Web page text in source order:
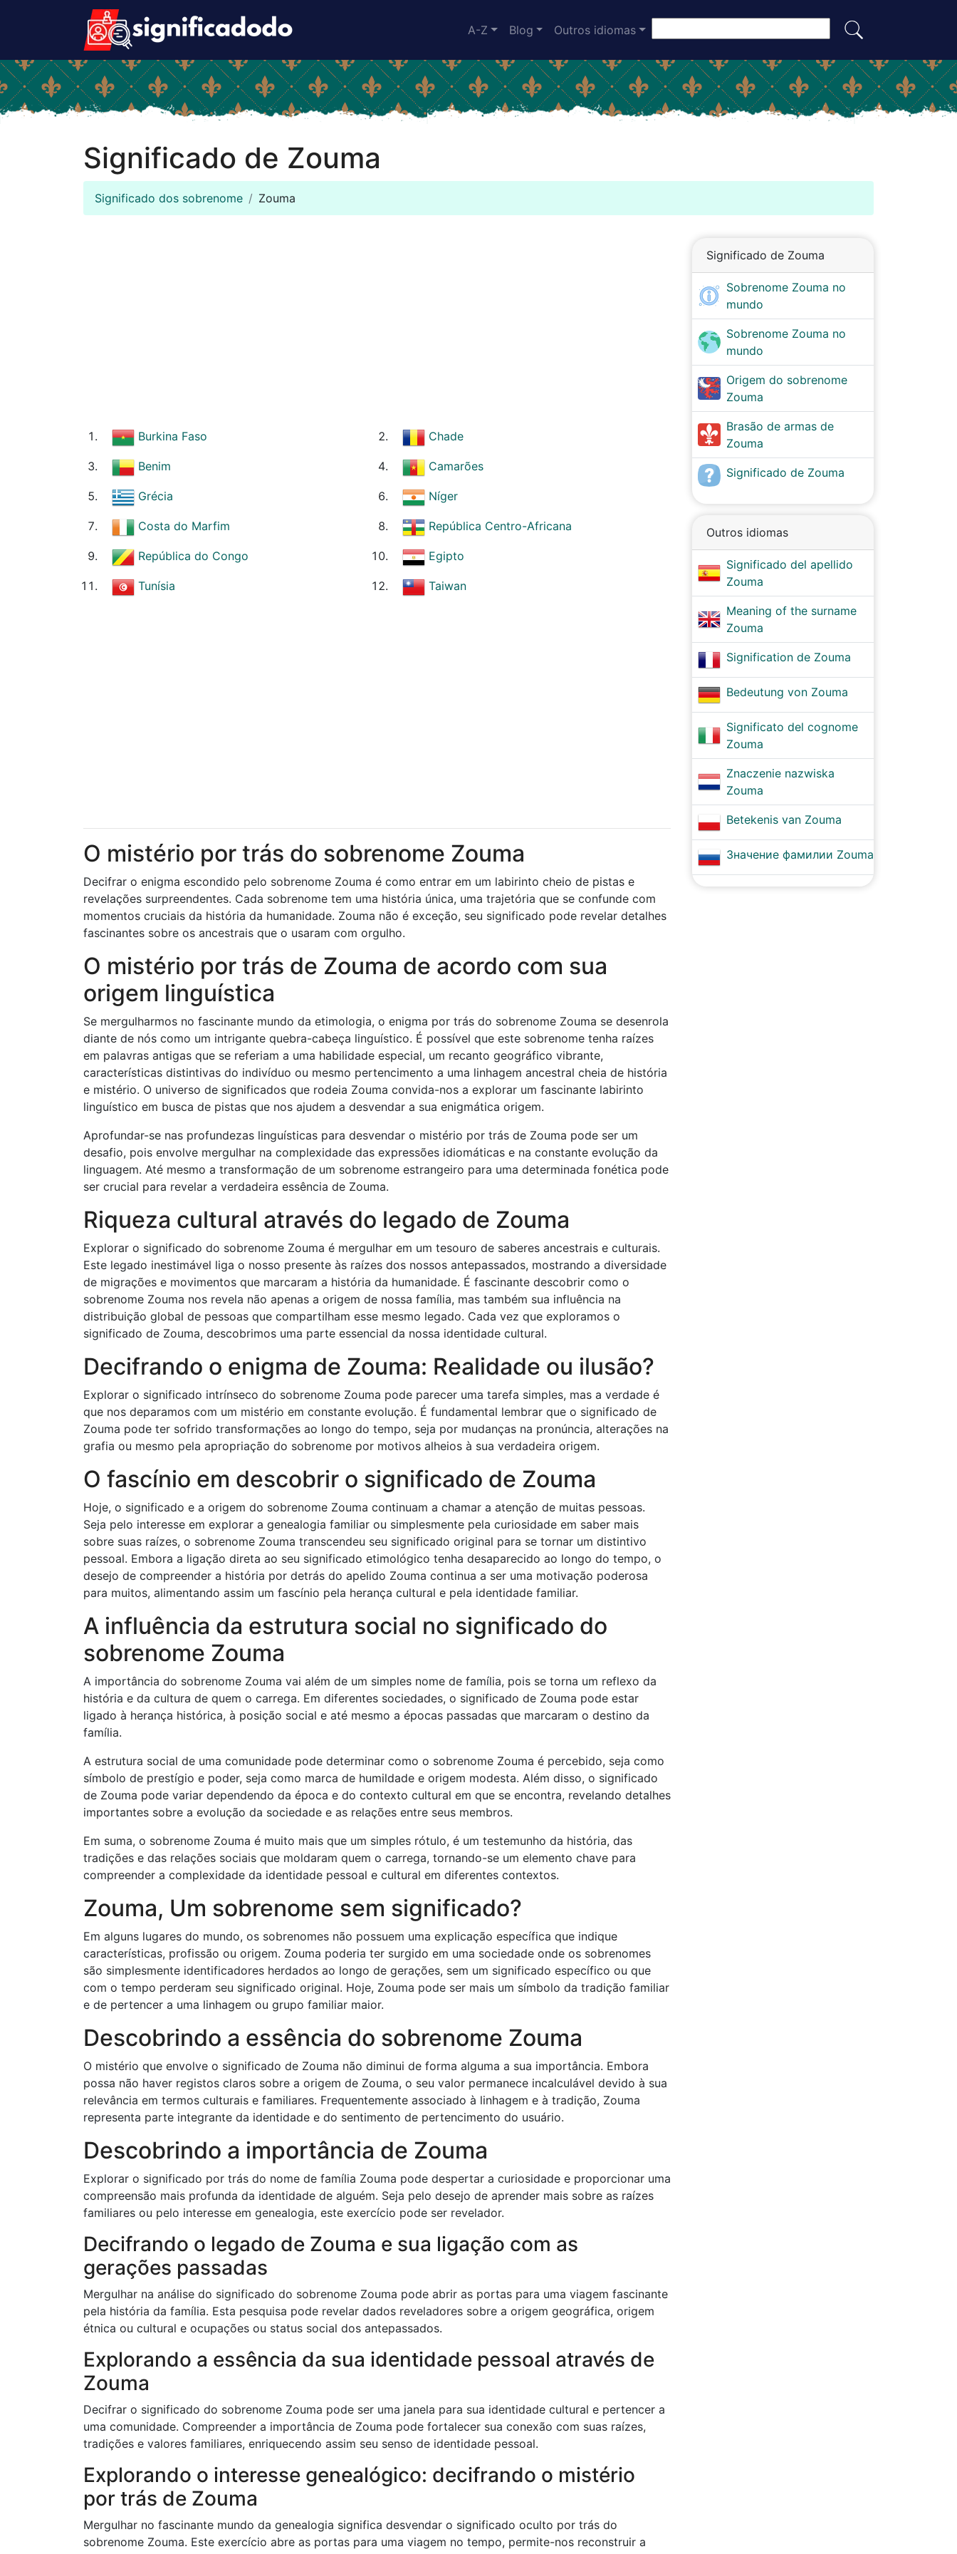
A-Z Blog Outros idiomas
Significado de Zouma
Significado dos sobrenome Zouma
Burkina Faso Chade
Benim Camarões
Grécia Níger
Costa do Marfim República Centro-Africana
República do Congo Egipto
Tunísia Taiwan
O mistério por trás do sobrenome Zouma
Decifrar o enigma escondido pelo sobrenome Zouma é como entrar em um labirinto cheio de pistas e
revelações surpreendentes. Cada sobrenome tem uma história única, uma trajetória que se confunde com
momentos cruciais da história da humanidade. Zouma não é exceção, seu significado pode revelar detalhes
fascinantes sobre os ancestrais que o usaram com orgulho.
O mistério por trás de Zouma de acordo com sua
origem linguística
Se mergulharmos no fascinante mundo da etimologia, o enigma por trás do sobrenome Zouma se desenrola
diante de nós como um intrigante quebra-cabeça linguístico. É possível que este sobrenome tenha raízes
em palavras antigas que se referiam a uma habilidade especial, um recanto geográfico vibrante,
características distintivas do indivíduo ou mesmo pertencimento a uma linhagem ancestral cheia de história
e mistério. O universo de significados que rodeia Zouma convida-nos a explorar um fascinante labirinto
linguístico em busca de pistas que nos ajudem a desvendar a sua enigmática origem.
Aprofundar-se nas profundezas linguísticas para desvendar o mistério por trás de Zouma pode ser um
desafio, pois envolve mergulhar na complexidade das expressões idiomáticas e na constante evolução da
linguagem. Até mesmo a transformação de um sobrenome estrangeiro para uma determinada fonética pode
ser crucial para revelar a verdadeira essência de Zouma.
Riqueza cultural através do legado de Zouma
Explorar o significado do sobrenome Zouma é mergulhar em um tesouro de saberes ancestrais e culturais.
Este legado inestimável liga o nosso presente às raízes dos nossos antepassados, mostrando a diversidade
de migrações e movimentos que marcaram a história da humanidade. É fascinante descobrir como o
sobrenome Zouma nos revela não apenas a origem de nossa família, mas também sua influência na
distribuição global de pessoas que compartilham esse mesmo legado. Cada vez que exploramos o
significado de Zouma, descobrimos uma parte essencial da nossa identidade cultural.
Decifrando o enigma de Zouma: Realidade ou ilusão?
Explorar o significado intrínseco do sobrenome Zouma pode parecer uma tarefa simples, mas a verdade é
que nos deparamos com um mistério em constante evolução. É fundamental lembrar que o significado de
Zouma pode ter sofrido transformações ao longo do tempo, seja por mudanças na pronúncia, alterações na
grafia ou mesmo pela apropriação do sobrenome por motivos alheios à sua verdadeira origem.
O fascínio em descobrir o significado de Zouma
Hoje, o significado e a origem do sobrenome Zouma continuam a chamar a atenção de muitas pessoas.
Seja pelo interesse em explorar a genealogia familiar ou simplesmente pela curiosidade em saber mais
sobre suas raízes, o sobrenome Zouma transcendeu seu significado original para se tornar um distintivo
pessoal. Embora a ligação direta ao seu significado etimológico tenha desaparecido ao longo do tempo, o
desejo de compreender a história por detrás do apelido Zouma continua a ser uma motivação poderosa
para muitos, alimentando assim um fascínio pela herança cultural e pela identidade familiar.
A influência da estrutura social no significado do
sobrenome Zouma
A importância do sobrenome Zouma vai além de um simples nome de família, pois se torna um reflexo da
história e da cultura de quem o carrega. Em diferentes sociedades, o significado de Zouma pode estar
ligado à herança histórica, à posição social e até mesmo a épocas passadas que marcaram o destino da
família.
A estrutura social de uma comunidade pode determinar como o sobrenome Zouma é percebido, seja como
símbolo de prestígio e poder, seja como marca de humildade e origem modesta. Além disso, o significado
de Zouma pode variar dependendo da época e do contexto cultural em que se encontra, revelando detalhes
importantes sobre a evolução da sociedade e as relações entre seus membros.
Em suma, o sobrenome Zouma é muito mais que um simples rótulo, é um testemunho da história, das
tradições e das relações sociais que moldaram quem o carrega, tornando-se um elemento chave para
compreender a complexidade da identidade pessoal e cultural em diferentes contextos.
Zouma, Um sobrenome sem significado?
Em alguns lugares do mundo, os sobrenomes não possuem uma explicação específica que indique
características, profissão ou origem. Zouma poderia ter surgido em uma sociedade onde os sobrenomes
são simplesmente identificadores herdados ao longo de gerações, sem um significado específico ou que
com o tempo perderam seu significado original. Hoje, Zouma pode ser mais um símbolo da tradição familiar
e de pertencer a uma linhagem ou grupo familiar maior.
Descobrindo a essência do sobrenome Zouma
O mistério que envolve o significado de Zouma não diminui de forma alguma a sua importância. Embora
possa não haver registos claros sobre a origem de Zouma, o seu valor permanece incalculável devido à sua
relevância em termos culturais e familiares. Frequentemente associado à linhagem e à tradição, Zouma
representa parte integrante da identidade e do sentimento de pertencimento do usuário.
Descobrindo a importância de Zouma
Explorar o significado por trás do nome de família Zouma pode despertar a curiosidade e proporcionar uma
compreensão mais profunda da identidade de alguém. Seja pelo desejo de aprender mais sobre as raízes
familiares ou pelo interesse em genealogia, este exercício pode ser revelador.
Decifrando o legado de Zouma e sua ligação com as
gerações passadas
Mergulhar na análise do significado do sobrenome Zouma pode abrir as portas para uma viagem fascinante
pela história da família. Esta pesquisa pode revelar dados reveladores sobre a origem geográfica, origem
étnica ou cultural e ocupações ou status social dos antepassados.
Explorando a essência da sua identidade pessoal através de
Zouma
Decifrar o significado do sobrenome Zouma pode ser uma janela para sua identidade cultural e pertencer a
uma comunidade. Compreender a importância de Zouma pode fortalecer sua conexão com suas raízes,
tradições e valores familiares, enriquecendo assim seu senso de identidade pessoal.
Explorando o interesse genealógico: decifrando o mistério
por trás de Zouma
Mergulhar no fascinante mundo da genealogia significa desvendar o significado oculto por trás do
sobrenome Zouma. Este exercício abre as portas para uma viagem no tempo, permite-nos reconstruir a
Significado de Zouma
Sobrenome Zouma no
mundo
Sobrenome Zouma no
mundo
Origem do sobrenome
Zouma
Brasão de armas de
Zouma
Significado de Zouma
Outros idiomas
Significado del apellido
Zouma
Meaning of the surname
Zouma
Signification de Zouma
Bedeutung von Zouma
Significato del cognome
Zouma
Znaczenie nazwiska
Zouma
Betekenis van Zouma
Значение фамилии Zouma